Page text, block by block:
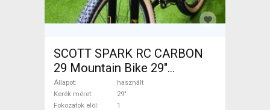
SCOTT SPARK RC CARBON
29 Mountain Bike 29"
össztelós / fully használt
ELADÓ
Állapot
használt
Kerék méret
29"
Fokozatok elöl
1